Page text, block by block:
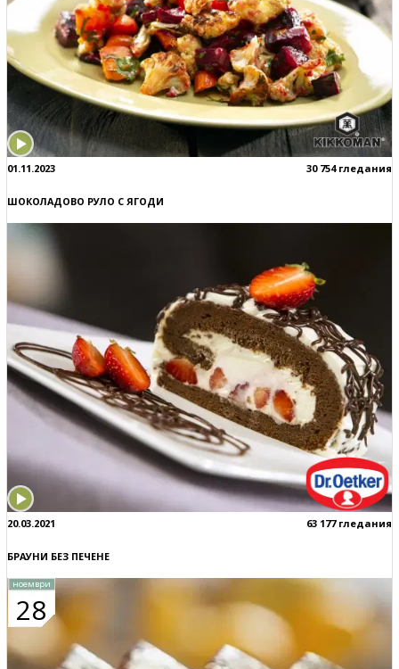
01.11.2023 30 754 гледания
ШОКОЛАДОВО РУЛО С ЯГОДИ
20.03.2021 63 177 гледания
БРАУНИ БЕЗ ПЕЧЕНЕ
ноември
28